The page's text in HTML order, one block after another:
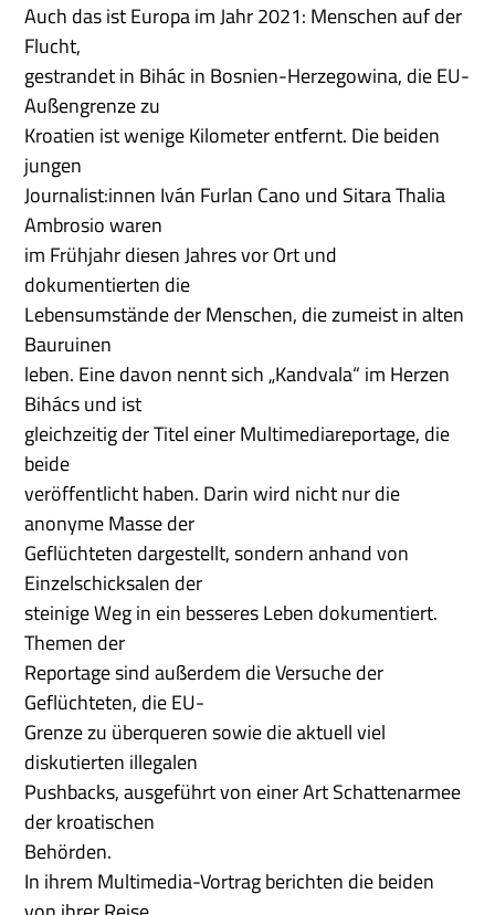
Auch das ist Europa im Jahr 2021: Menschen auf der
Flucht,
gestrandet in Bihác in Bosnien-Herzegowina, die EU-
Außengrenze zu
Kroatien ist wenige Kilometer entfernt. Die beiden
jungen
Journalist:innen Iván Furlan Cano und Sitara Thalia
Ambrosio waren
im Frühjahr diesen Jahres vor Ort und
dokumentierten die
Lebensumstände der Menschen, die zumeist in alten
Bauruinen
leben. Eine davon nennt sich „Kandvala“ im Herzen
Bihács und ist
gleichzeitig der Titel einer Multimediareportage, die
beide
veröffentlicht haben. Darin wird nicht nur die
anonyme Masse der
Geflüchteten dargestellt, sondern anhand von
Einzelschicksalen der
steinige Weg in ein besseres Leben dokumentiert.
Themen der
Reportage sind außerdem die Versuche der
Geflüchteten, die EU-
Grenze zu überqueren sowie die aktuell viel
diskutierten illegalen
Pushbacks, ausgeführt von einer Art Schattenarmee
der kroatischen
Behörden.
In ihrem Multimedia-Vortrag berichten die beiden